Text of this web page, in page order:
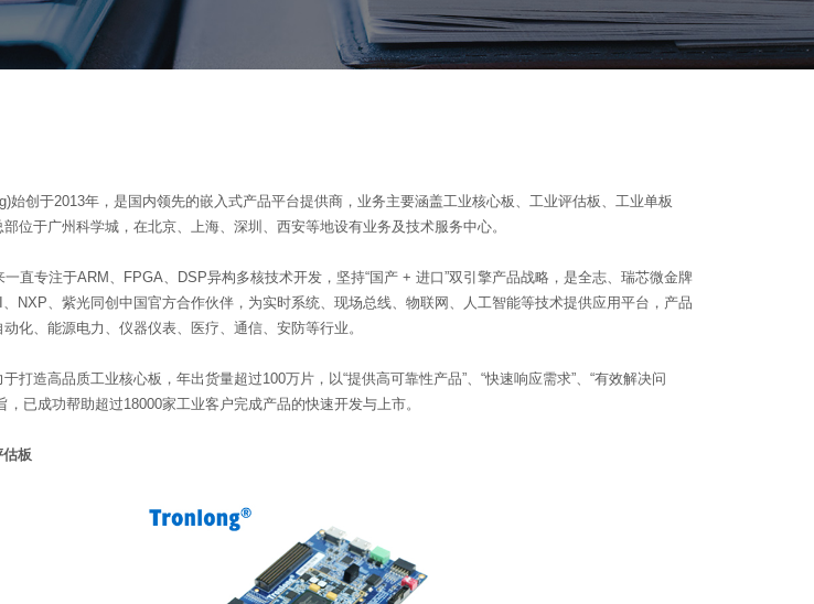
始创于2013年，是国内领先的嵌入式产品平台提供商，业务主要涵盖工业核心板、工业评估板、工业单板
位于广州科学城，在北京、上海、深圳、西安等地设有业务及技术服务中心。
一直专注于ARM、FPGA、DSP异构多核技术开发，坚持“国产 + 进口”双引擎产品战略，是全志、瑞芯微金牌
NXP、紫光同创中国官方合作伙伴，为实时系统、现场总线、物联网、人工智能等技术提供应用平台，产品
化、能源电力、仪器仪表、医疗、通信、安防等行业。
打造高品质工业核心板，年出货量超过100万片，以“提供高可靠性产品”、“快速响应需求”、“有效解决问
，已成功帮助超过18000家工业客户完成产品的快速开发与上市。
估板